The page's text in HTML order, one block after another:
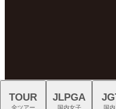
TOUR
全ツアー
JLPGA
国内女子 国